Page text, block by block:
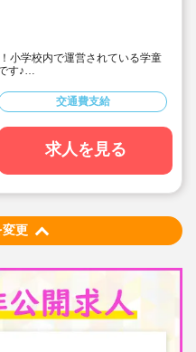
小学校内で運営されている学童
す♪
持った職員さんたちが働いてい
手当てもあり◎
は【13:45～19:45】のシフト×
ターさん、主婦(主夫)の方も歓
交通費支給
求人を見る
変更